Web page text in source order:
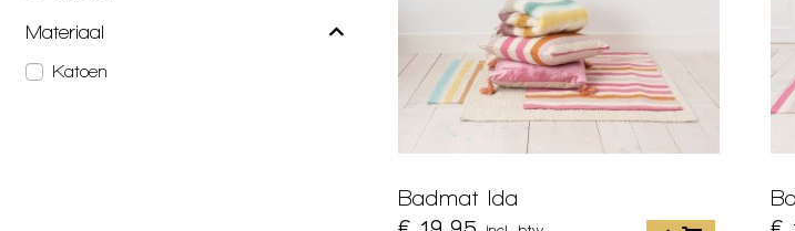
Materiaal
Katoen
Badmat Ida